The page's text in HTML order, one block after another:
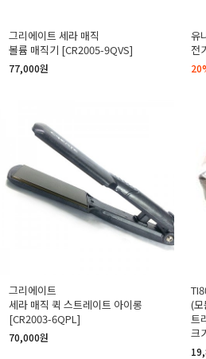
그리에이트 세라 매직
볼륨 매직기 [CR2005-9QVS]
77,000원
유
전
그리에이트
세라 매직 퀵 스트레이트 아이롱
[CR2003-6QPL]
70,000원
(
트
크